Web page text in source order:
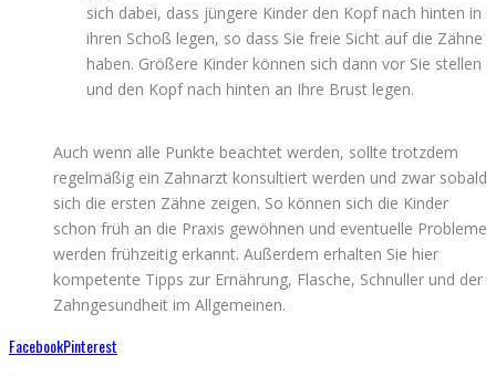
sich dabei, dass jüngere Kinder den Kopf nach hinten in
ihren Schoß legen, so dass Sie freie Sicht auf die Zähne
haben. Größere Kinder können sich dann vor Sie stellen
und den Kopf nach hinten an Ihre Brust legen.
Auch wenn alle Punkte beachtet werden, sollte trotzdem
regelmäßig ein Zahnarzt konsultiert werden und zwar sobald
sich die ersten Zähne zeigen. So können sich die Kinder
schon früh an die Praxis gewöhnen und eventuelle Probleme
werden frühzeitig erkannt. Außerdem erhalten Sie hier
kompetente Tipps zur Ernährung, Flasche, Schnuller und der
Zahngesundheit im Allgemeinen.
FacebookPinterest